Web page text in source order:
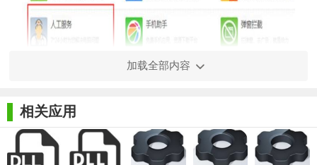
360 dll文件修复工具免费版介绍：
360 dll文件修复工具免费版是360安全卫士中的个小插件，只
要在360医生搜索缺失dll就可以使用360 dll文件修复工具免费版
加载全部内容
相关应用